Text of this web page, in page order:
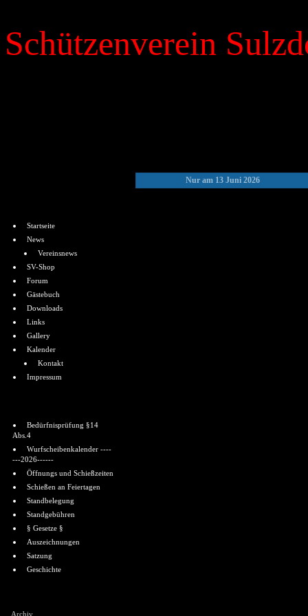
Schützenverein
Startseite
News
Vereinsnews
SV-Shop
Forum
Gästebuch
Downloads
Links
Gallery
Kalender
Kontakt
Impressum
Bedürfnisprüfung §14
Abs.4
Wurfscheibenkalender ----
---2026------
Öffnungs und Schießzeiten
Schießen an Feiertagen
Standbelegung
Standgebühren
§ Gesetze §
Auszeichnungen
Satzung
Geschichte
Archiv
Nur am 13 Juni 2026